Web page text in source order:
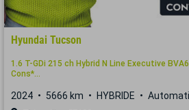
Hyundai Tucson
1.6 T-GDi 215 ch Hybrid N Line Executive
Cons*...
2024 5666 km HYBRIDE